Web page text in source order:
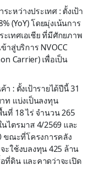
ะหว่างประเทศ : ตั้งเป้า
(YoY) โดยมุ่งเน้นการ
เทศเอเชีย ที่มีศักยภาพ
าสู่บริการ NVOCC
Carrier) เพื่อเป็น
: ตั้งเป้ารายได้ปีนี้ 31
ท แบ่งเป็นลงทุน
ที่ 18 ไร่ จำนวน 265
ไตรมาส 4/2569 และ
ขณะที่โครงการคลัง
ะใช้งบลงทุน 425 ล้าน
ที่ดิน และคาดว่าจะเปิด